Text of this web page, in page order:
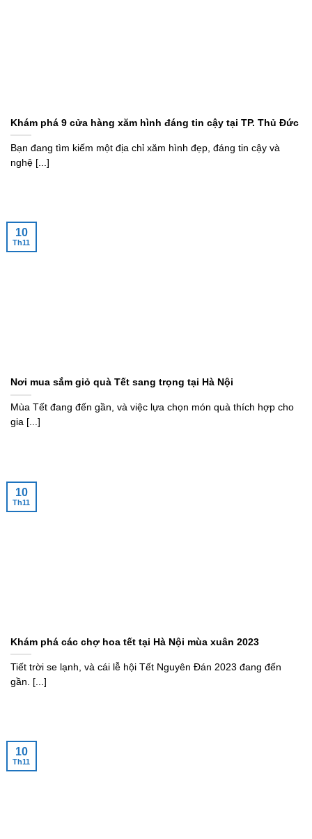
Khám phá 9 cửa hàng xăm hình đáng tin cậy tại TP. Thủ Đức
Bạn đang tìm kiếm một địa chỉ xăm hình đẹp, đáng tin cậy và
nghệ [...]
Nơi mua sắm giỏ quà Tết sang trọng tại Hà Nội
Mùa Tết đang đến gần, và việc lựa chọn món quà thích hợp cho
gia [...]
10
Th11
Khám phá các chợ hoa tết tại Hà Nội mùa xuân 2023
Tiết trời se lạnh, và cái lễ hội Tết Nguyên Đán 2023 đang đến
gần. [...]
10
Th11
10
Th11